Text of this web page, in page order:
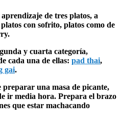
de tres platos, a
con sofrito, platos como de
y cuarta categoría,
cada una de ellas: pad thai,
gai.
una masa de picante,
ir media hora. Prepara el brazo
que estar machacando